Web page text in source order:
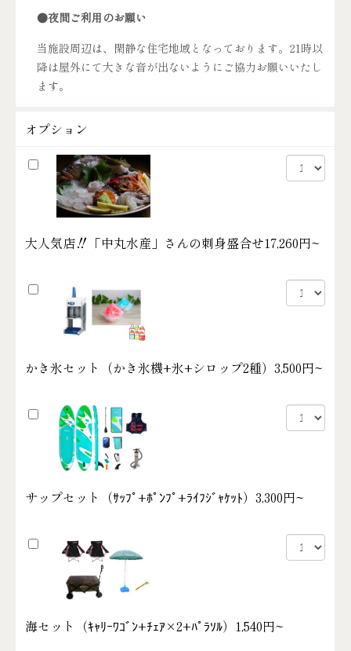
●夜間ご利用のお願い
当施設周辺は、閑静な住宅地域となっております。21時以
降は屋外にて大きな音が出ないようにご協力お願いいたし
ます。
オプション
大人気店‼「中丸水産」さんの刺身盛合せ17,260円~
かき氷セット（かき氷機+氷+シロップ2種） 3,500円~
サップセット（ｻｯﾌﾟ+ﾎﾟﾝﾌﾟ+ﾗｲﾌｼﾞｬｹｯﾄ） 3,300円~
海セット（ｷｬﾘｰﾜｺﾞﾝ+ﾁｪｱ×2+ﾊﾟﾗｿﾙ） 1,540円~